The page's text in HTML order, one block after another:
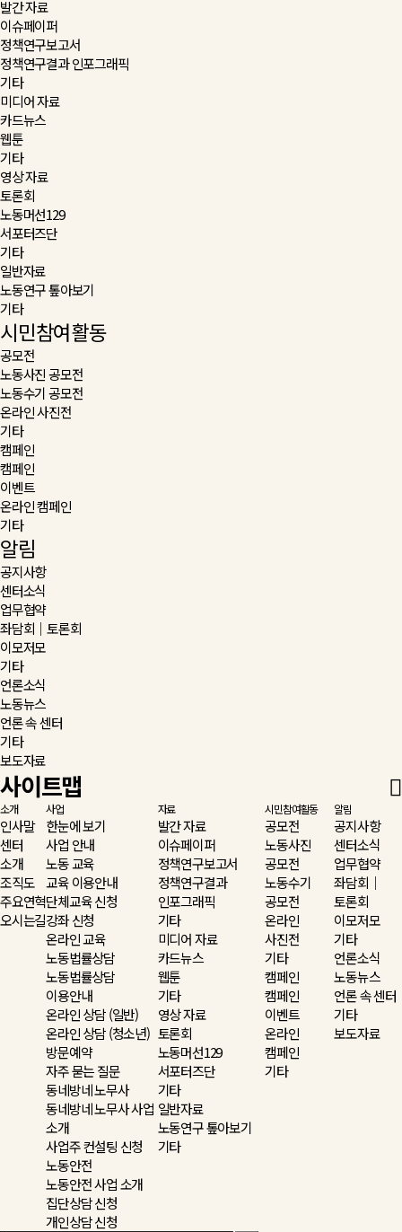
발간 자료
이슈페이퍼
정책연구보고서
정책연구결과 인포그래픽
기타
미디어 자료
카드뉴스
웹툰
기타
영상 자료
토론회
노동머선129
서포터즈단
기타
일반자료
노동연구 톺아보기
기타
시민참여활동
공모전
노동사진 공모전
노동수기 공모전
온라인 사진전
기타
캠페인
캠페인
이벤트
온라인 캠페인
기타
알림
공지사항
센터소식
업무협약
좌담회｜토론회
이모저모
기타
언론소식
노동뉴스
언론 속 센터
기타
보도자료
사이트맵
소개
인사말
센터
소개
조직도
주요연혁
오시는길
사업
한눈에 보기
사업 안내
노동 교육
교육 이용안내
단체교육 신청
강좌 신청
온라인 교육
노동법률상담
노동법률상담
이용안내
온라인 상담 (일반)
온라인 상담 (청소년)
방문예약
자주 묻는 질문
동네방네 노무사
동네방네 노무사 사업
소개
사업주 컨설팅 신청
노동안전
노동안전 사업 소개
집단상담 신청
개인상담 신청
자료
발간 자료
이슈페이퍼
정책연구보고서
정책연구결과
인포그래픽
기타
미디어 자료
카드뉴스
웹툰
기타
영상 자료
토론회
노동머선129
서포터즈단
기타
일반자료
노동연구 톺아보기
기타
시민참여활동
공모전
노동사진
공모전
노동수기
공모전
온라인
사진전
기타
캠페인
캠페인
이벤트
온라인
캠페인
기타
알림
공지사항
센터소식
업무협약
좌담회｜
토론회
이모저모
기타
언론소식
노동뉴스
언론 속 센터
기타
보도자료